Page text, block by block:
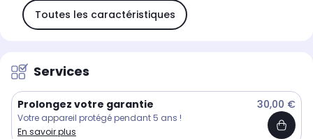
Toutes les caractéristiques
Services
Prolongez votre garantie 30,00 €
Votre appareil protégé pendant 5 ans !
En savoir plus